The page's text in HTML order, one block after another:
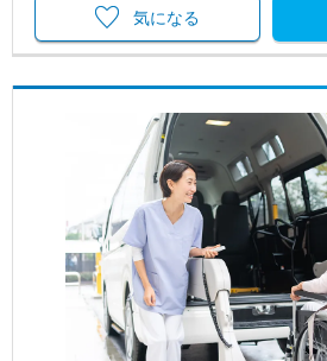
気になる